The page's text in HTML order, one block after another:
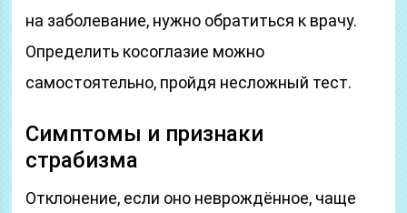
на заболевание, нужно обратиться к врачу.
Определить косоглазие можно
самостоятельно, пройдя несложный тест.
Симптомы и признаки
страбизма
Отклонение, если оно неврождённое, чаще